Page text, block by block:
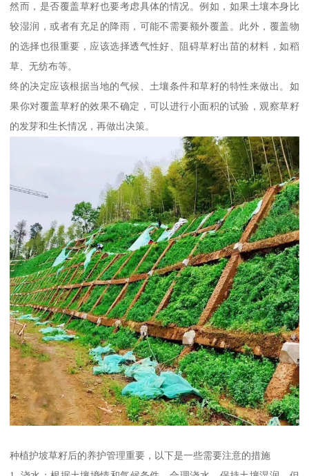
然而，是否覆盖草籽也要考虑具体的情况。例如，如果土壤本身比
较湿润，或者有充足的降雨，可能不需要额外覆盖。此外，覆盖物
的选择也很重要，应该选择透气性好、阻碍草籽出苗的材料，如稻
草、无纺布等。
终的决定应该根据当地的气候、土壤条件和草籽的特性来做出。如
果你对覆盖草籽的效果不确定，可以进行小面积的试验，观察草籽
的发芽和生长情况，再做出决策。
种植护坡草籽后的养护管理重要，以下是一些需要注意的措施